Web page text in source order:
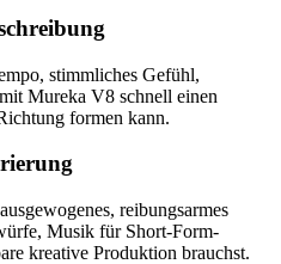
stimmliches Gefühl,
Mureka V8 schnell einen
formen kann.
reibungsarmes
Musik für Short-Form-
kreative Produktion brauchst.